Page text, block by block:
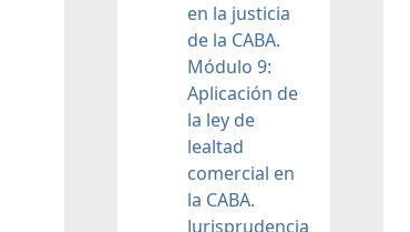
en la justicia
de la CABA.
Módulo 9:
Aplicación de
la ley de
lealtad
comercial en
la CABA.
Jurisprudencia